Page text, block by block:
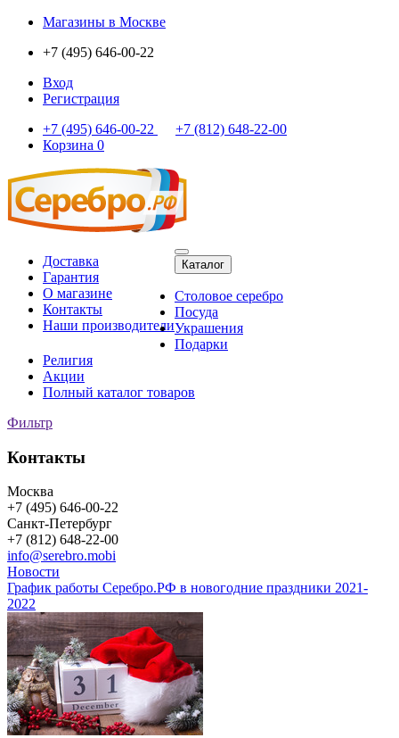
Магазины в Москве
+7 (495) 646-00-22
Вход
Регистрация
+7 (495) 646-00-22
+7 (812) 648-22-00
Корзина 0
Доставка
Гарантия
О магазине
Контакты
Наши производители
Каталог
Столовое серебро
Посуда
Украшения
Подарки
Религия
Акции
Полный каталог товаров
Фильтр
Контакты
Москва
+7 (495) 646-00-22
Санкт-Петербург
+7 (812) 648-22-00
info@serebro.mobi
Новости
График работы Серебро.РФ в новогодние праздники 2021-
2022